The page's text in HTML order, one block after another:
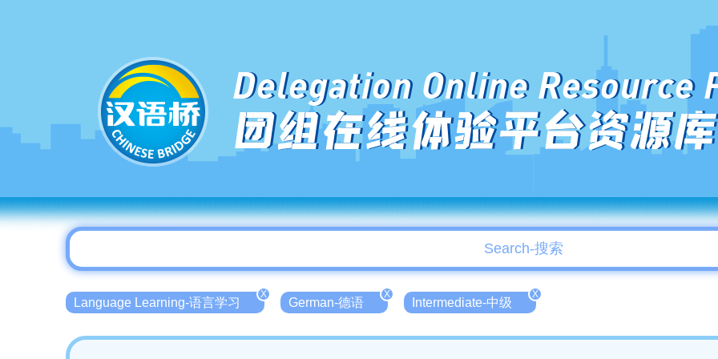
Delegation Online Resource
团组在线体验平台资源库
Language Learning-语言学习
X
German-德语
X
Intermediate-中级
X